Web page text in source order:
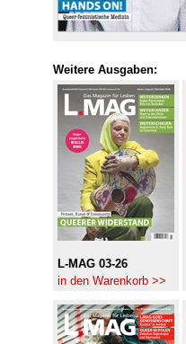
Weitere Ausgaben:
L-MAG 03-26
in den Warenkorb >>